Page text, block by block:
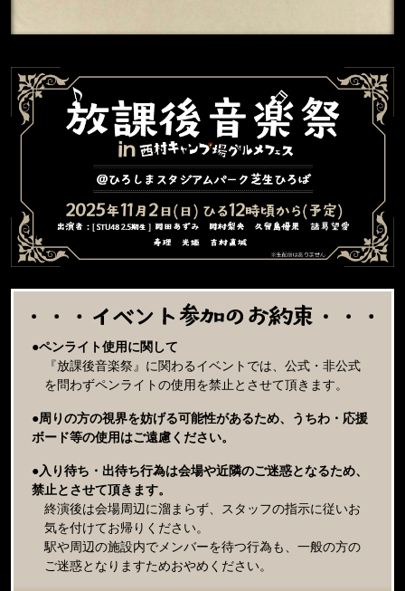
●ペンライト使用に関して
『放課後音楽祭』に関わるイベントでは、公式・非公式
を問わずペンライトの使用を禁止とさせて頂きます。
●周りの方の視界を妨げる可能性があるため、うちわ・応援
ボード等の使用はご遠慮ください。
●入り待ち・出待ち行為は会場や近隣のご迷惑となるため、
禁止とさせて頂きます。
終演後は会場周辺に溜まらず、スタッフの指示に従いお
気を付けてお帰りください。
駅や周辺の施設内でメンバーを待つ行為も、一般の方の
ご迷惑となりますためおやめください。